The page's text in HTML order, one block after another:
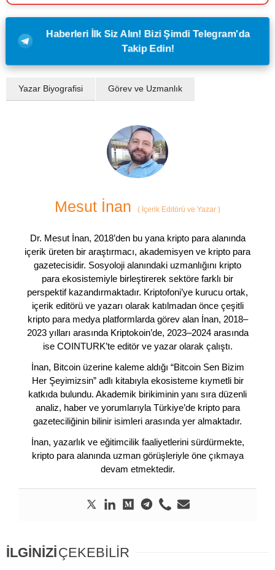
Haberleri İlk Siz Alın! Bizi Şimdi Telegram'da
Takip Edin!
Yazar Biyografisi Görev ve Uzmanlık
Mesut İnan ( İçerik Editörü ve Yazar )
Dr. Mesut İnan, 2018’den bu yana kripto para alanında
içerik üreten bir araştırmacı, akademisyen ve kripto para
gazetecisidir. Sosyoloji alanındaki uzmanlığını kripto
para ekosistemiyle birleştirerek sektöre farklı bir
perspektif kazandırmaktadır. Kriptofoni’ye kurucu ortak,
içerik editörü ve yazarı olarak katılmadan önce çeşitli
kripto para medya platformlarda görev alan İnan, 2018–
2023 yılları arasında Kriptokoin’de, 2023–2024 arasında
ise COINTURK’te editör ve yazar olarak çalıştı.
İnan, Bitcoin üzerine kaleme aldığı “Bitcoin Sen Bizim
Her Şeyimizsin” adlı kitabıyla ekosisteme kıymetli bir
katkıda bulundu. Akademik birikiminin yanı sıra düzenli
analiz, haber ve yorumlarıyla Türkiye’de kripto para
gazeteciliğinin bilinir isimleri arasında yer almaktadır.
İnan, yazarlık ve eğitimcilik faaliyetlerini sürdürmekte,
kripto para alanında uzman görüşleriyle öne çıkmaya
devam etmektedir.
İLGİNİZİÇEKEBİLİR